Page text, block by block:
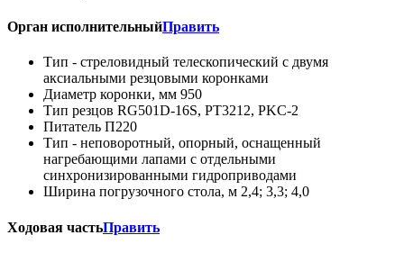
Орган исполнительныйПравить
Тип - стреловидный телескопический с двумя
аксиальными резцовыми коронками
Диаметр коронки, мм 950
Тип резцов RG501D-16S, PT3212, PKC-2
Питатель П220
Тип - неповоротный, опорный, оснащенный
нагребающими лапами с отдельными
синхронизированными гидроприводами
Ширина погрузочного стола, м 2,4; 3,3; 4,0
Ходовая частьПравить